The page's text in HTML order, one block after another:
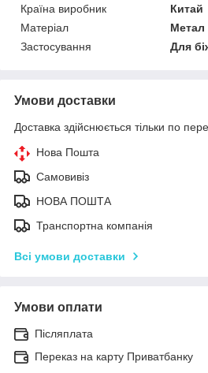
Країна виробник
Китай
Матеріал
Метал
Застосування
Для
Умови доставки
Доставка здійснюється тільки по
Нова Пошта
Самовивіз
НОВА ПОШТА
Транспортна компанія
Всі умови доставки
Умови оплати
Післяплата
Переказ на карту Приватбанку